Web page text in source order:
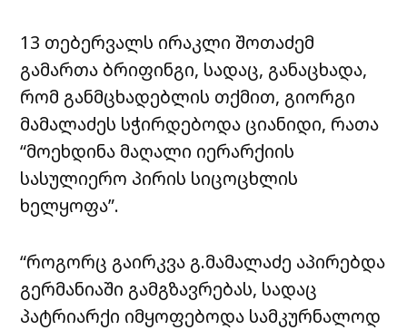
13 თებერვალს ირაკლი შოთაძემ
გამართა ბრიფინგი, სადაც, განაცხადა,
რომ განმცხადებლის თქმით, გიორგი
მამალაძეს სჭირდებოდა ციანიდი, რათა
“მოეხდინა მაღალი იერარქიის
სასულიერო პირის სიცოცხლის
ხელყოფა”.
“როგორც გაირკვა გ.მამალაძე აპირებდა
გერმანიაში გამგზავრებას, სადაც
პატრიარქი იმყოფებოდა სამკურნალოდ